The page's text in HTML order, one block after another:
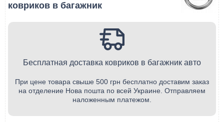
ковриков в багажник
Бесплатная доставка ковриков в багажник авто
При цене товара свыше 500 грн бесплатно доставим заказ
на отделение Нова пошта по всей Украине. Отправляем
наложенным платежом.